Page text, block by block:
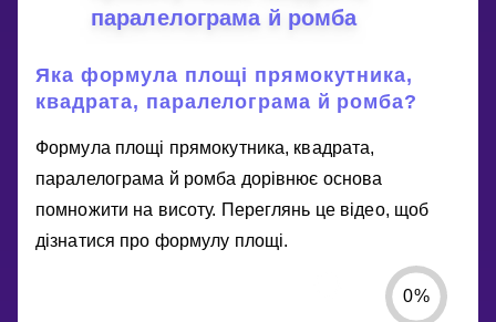
паралелограма й ромба
Яка формула площі прямокутника,
квадрата, паралелограма й ромба?
Формула площі прямокутника, квадрата,
паралелограма й ромба дорівнює основа
помножити на висоту. Переглянь це відео, щоб
дізнатися про формулу площі.
0%